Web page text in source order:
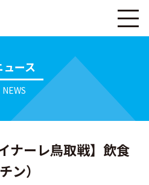
ュース
NEWS
ナーレ鳥取戦】飲食
ン）